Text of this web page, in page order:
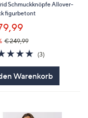
Schmuckknöpfe Allover-
figurbetont
€ 249,99
5.0
von
(3)3
Warenkorb